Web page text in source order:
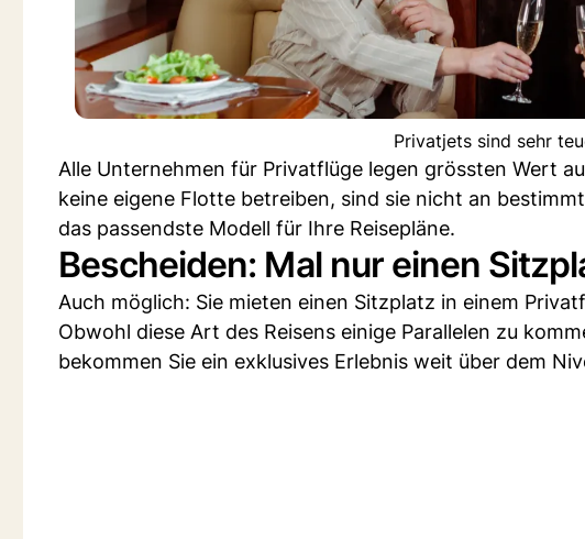
Privatjets sind sehr
Alle Unternehmen für Privatflüge legen grössten Wert
keine eigene Flotte betreiben, sind sie nicht an
das passendste Modell für Ihre Reisepläne.
Bescheiden: Mal nur einen
Auch möglich: Sie mieten einen Sitzplatz in einem
Obwohl diese Art des Reisens einige Parallelen zu
bekommen Sie ein exklusives Erlebnis weit über dem